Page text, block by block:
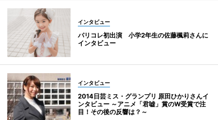
インタビュー
パリコレ初出演 小学2年生の佐藤楓莉さんに
インタビュー
インタビュー
2014日芸ミス・グランプリ 原田ひかりさんイ
ンタビュー ～アニメ「君嘘」賞のW受賞で注
目！その後の反響は？～